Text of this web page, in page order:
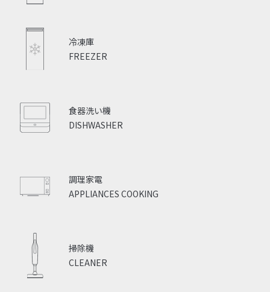
FREEZER
冷凍庫
DISHWASHER
食器洗い機
APPLIANCES COOKING
調理家電
CLEANER
掃除機